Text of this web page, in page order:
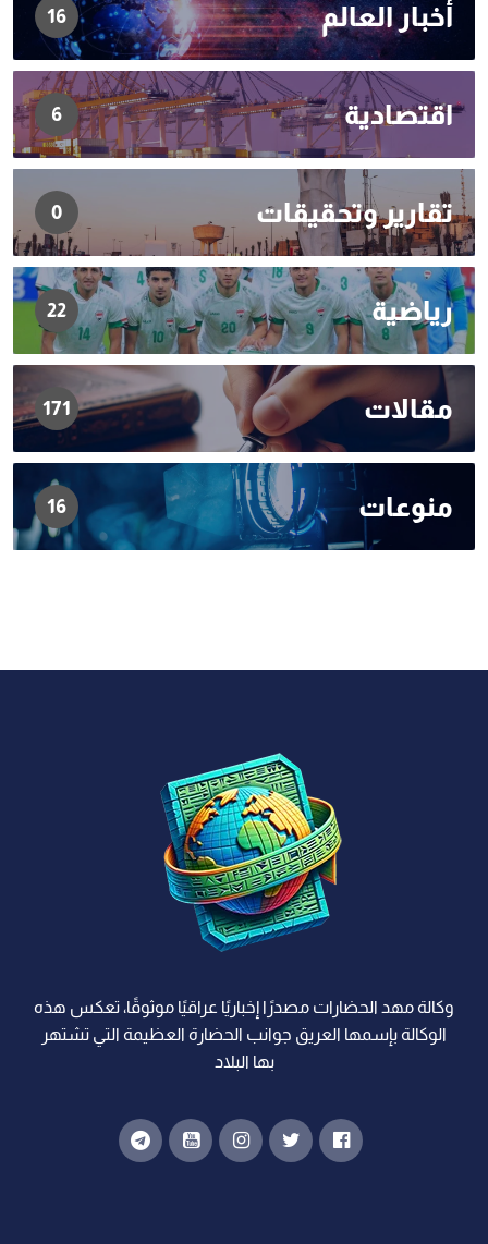
أخبار العالم 16
اقتصادية 6
تقارير وتحقيقات 0
رياضية 22
مقالات 171
منوعات 16
وكالة مهد الحضارات مصدرًا إخباريًا عراقيًا موثوقًا، تعكس هذه
الوكالة بإسمها العريق جوانب الحضارة العظيمة التي تشتهر
بها البلاد